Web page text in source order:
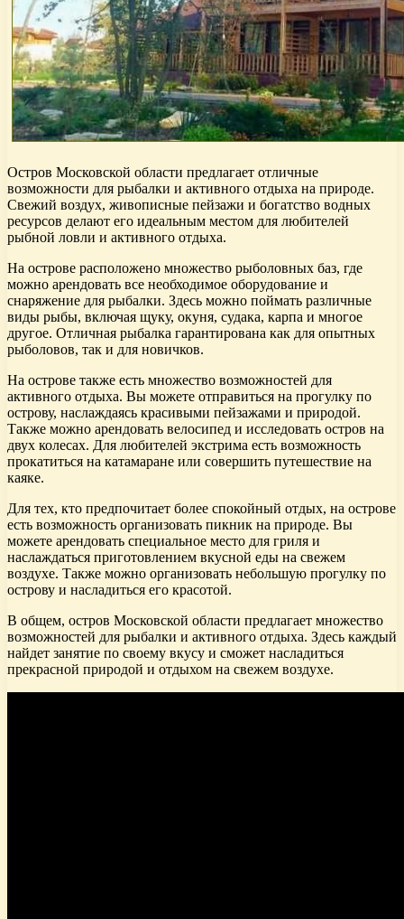
Остров Московской области предлагает отличные
возможности для рыбалки и активного отдыха на природе.
Свежий воздух, живописные пейзажи и богатство водных
ресурсов делают его идеальным местом для любителей
рыбной ловли и активного отдыха.
На острове расположено множество рыболовных баз, где
можно арендовать все необходимое оборудование и
снаряжение для рыбалки. Здесь можно поймать различные
виды рыбы, включая щуку, окуня, судака, карпа и многое
другое. Отличная рыбалка гарантирована как для опытных
рыболовов, так и для новичков.
На острове также есть множество возможностей для
активного отдыха. Вы можете отправиться на прогулку по
острову, наслаждаясь красивыми пейзажами и природой.
Также можно арендовать велосипед и исследовать остров на
двух колесах. Для любителей экстрима есть возможность
прокатиться на катамаране или совершить путешествие на
каяке.
Для тех, кто предпочитает более спокойный отдых, на острове
есть возможность организовать пикник на природе. Вы
можете арендовать специальное место для гриля и
наслаждаться приготовлением вкусной еды на свежем
воздухе. Также можно организовать небольшую прогулку по
острову и насладиться его красотой.
В общем, остров Московской области предлагает множество
возможностей для рыбалки и активного отдыха. Здесь каждый
найдет занятие по своему вкусу и сможет насладиться
прекрасной природой и отдыхом на свежем воздухе.